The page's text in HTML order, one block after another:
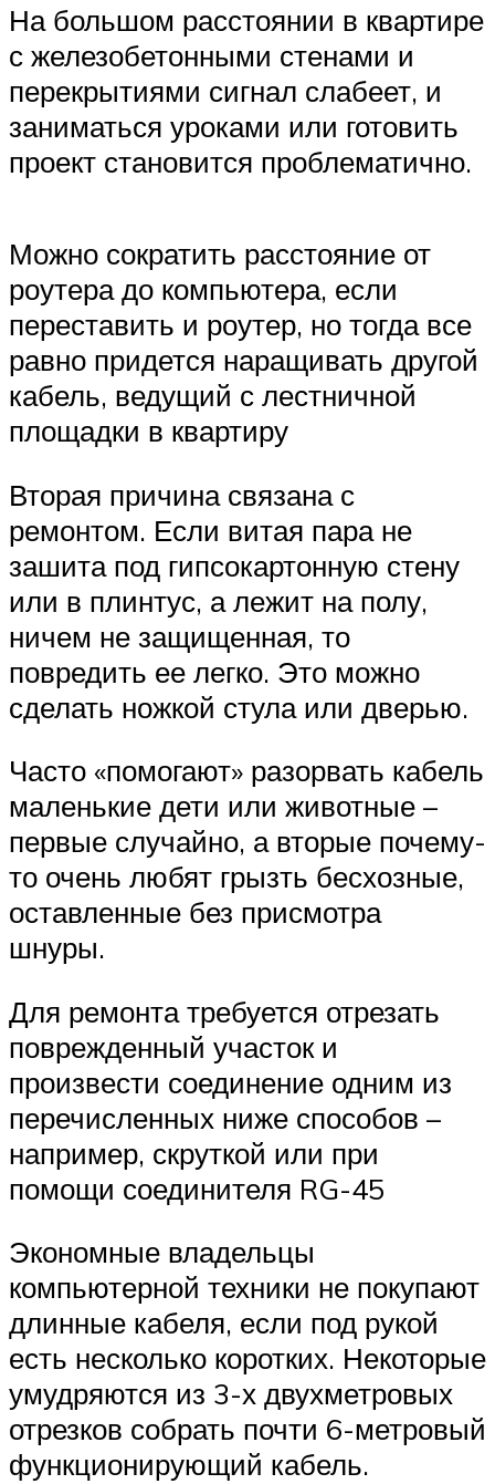
На большом расстоянии в квартире
с железобетонными стенами и
перекрытиями сигнал слабеет, и
заниматься уроками или готовить
проект становится проблематично.
Можно сократить расстояние от
роутера до компьютера, если
переставить и роутер, но тогда все
равно придется наращивать другой
кабель, ведущий с лестничной
площадки в квартиру
Вторая причина связана с
ремонтом. Если витая пара не
зашита под гипсокартонную стену
или в плинтус, а лежит на полу,
ничем не защищенная, то
повредить ее легко. Это можно
сделать ножкой стула или дверью.
Часто «помогают» разорвать кабель
маленькие дети или животные –
первые случайно, а вторые почему-
то очень любят грызть бесхозные,
оставленные без присмотра
шнуры.
Для ремонта требуется отрезать
поврежденный участок и
произвести соединение одним из
перечисленных ниже способов –
например, скруткой или при
помощи соединителя RG-45
Экономные владельцы
компьютерной техники не покупают
длинные кабеля, если под рукой
есть несколько коротких. Некоторые
умудряются из 3-х двухметровых
отрезков собрать почти 6-метровый
функционирующий кабель.